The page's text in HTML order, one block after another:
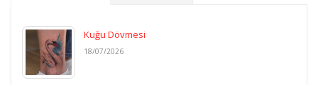
Kuğu Dövmesi
18/07/2026